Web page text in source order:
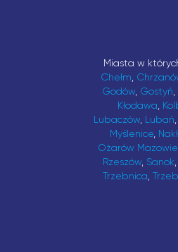
Miasta w
Chełm
Godów Gostyń
Kłodawa
Lubaczów, Lubań
Myślenice,
Ożarów
Rzeszów, Sanok
Trzebnica